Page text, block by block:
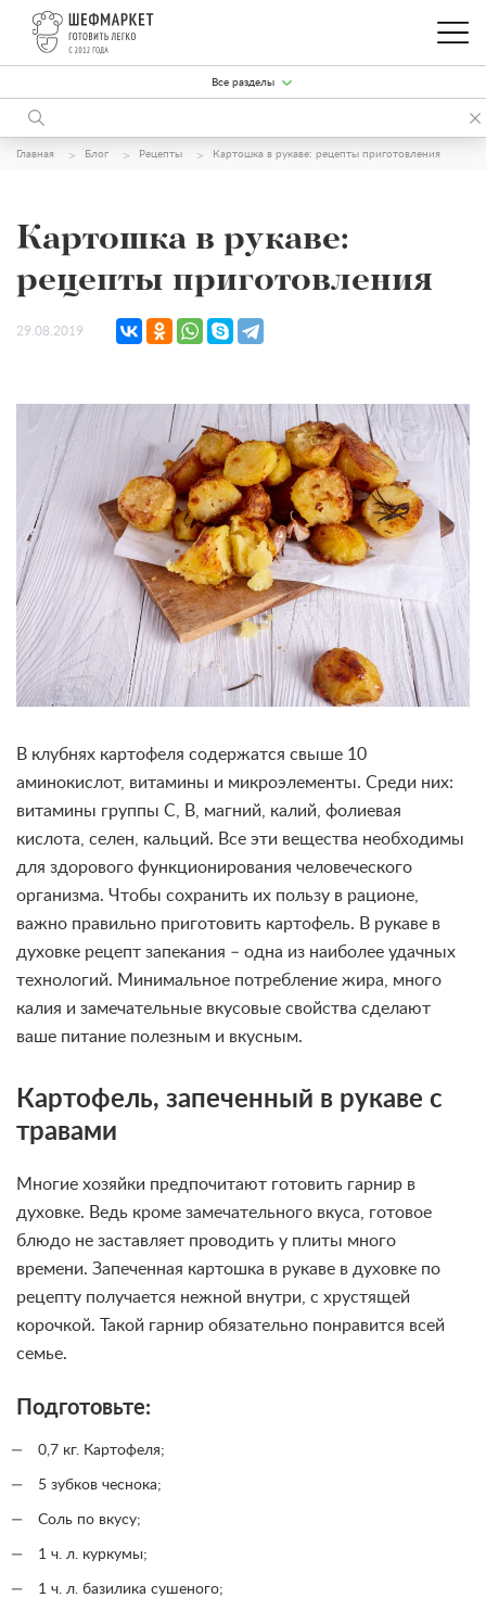
Все разделы
Главная Блог Рецепты Картошка в рукаве: рецепты приготовления
Картошка в рукаве:
рецепты приготовления
29.08.2019
В клубнях картофеля содержатся свыше 10
аминокислот, витамины и микроэлементы. Среди них:
витамины группы С, В, магний, калий, фолиевая
кислота, селен, кальций. Все эти вещества необходимы
для здорового функционирования человеческого
организма. Чтобы сохранить их пользу в рационе,
важно правильно приготовить картофель. В рукаве в
духовке рецепт запекания – одна из наиболее удачных
технологий. Минимальное потребление жира, много
калия и замечательные вкусовые свойства сделают
ваше питание полезным и вкусным.
Картофель, запеченный в рукаве с
травами
Многие хозяйки предпочитают готовить гарнир в
духовке. Ведь кроме замечательного вкуса, готовое
блюдо не заставляет проводить у плиты много
времени. Запеченная картошка в рукаве в духовке по
рецепту получается нежной внутри, с хрустящей
корочкой. Такой гарнир обязательно понравится всей
семье.
Подготовьте:
0,7 кг. Картофеля;
5 зубков чеснока;
Соль по вкусу;
1 ч. л. куркумы;
1 ч. л. базилика сушеного;